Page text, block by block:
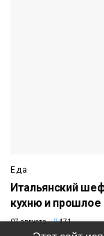
Еда
Итальянский
кухню и прошлое
07 августа 471